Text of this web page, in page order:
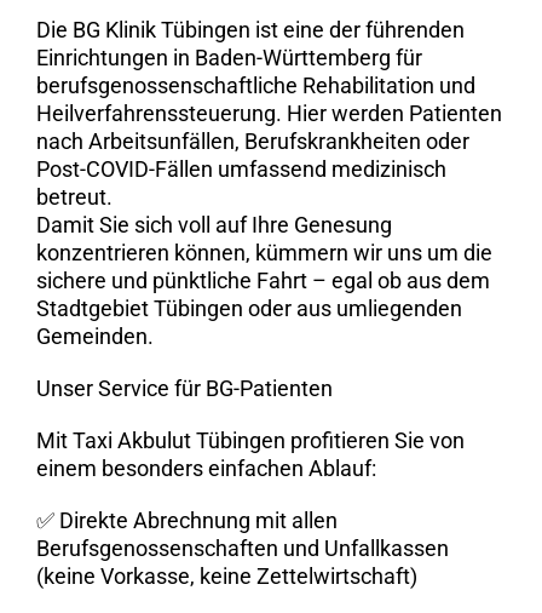
Die BG Klinik Tübingen ist eine der führenden
Einrichtungen in Baden-Württemberg für
berufsgenossenschaftliche Rehabilitation und
Heilverfahrenssteuerung. Hier werden Patienten
nach Arbeitsunfällen, Berufskrankheiten oder
Post-COVID-Fällen umfassend medizinisch
betreut.
Damit Sie sich voll auf Ihre Genesung
konzentrieren können, kümmern wir uns um die
sichere und pünktliche Fahrt – egal ob aus dem
Stadtgebiet Tübingen oder aus umliegenden
Gemeinden.
Unser Service für BG-Patienten
Mit Taxi Akbulut Tübingen profitieren Sie von
einem besonders einfachen Ablauf:
✅ Direkte Abrechnung mit allen
Berufsgenossenschaften und Unfallkassen
(keine Vorkasse, keine Zettelwirtschaft)